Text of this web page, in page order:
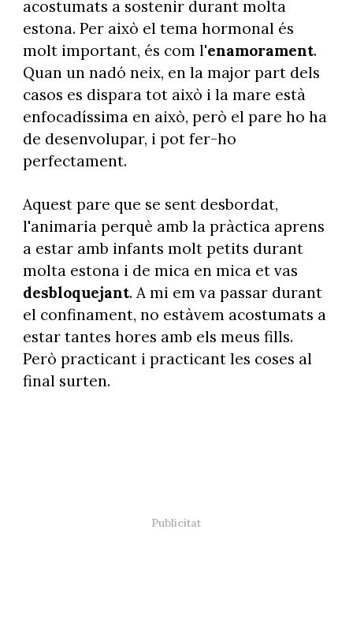
acostumats a sostenir durant molta
estona. Per això el tema hormonal és
molt important, és com l'enamorament.
Quan un nadó neix, en la major part dels
casos es dispara tot això i la mare està
enfocadíssima en això, però el pare ho ha
de desenvolupar, i pot fer-ho
perfectament.
Aquest pare que se sent desbordat,
l'animaria perquè amb la pràctica aprens
a estar amb infants molt petits durant
molta estona i de mica en mica et vas
desbloquejant. A mi em va passar durant
el confinament, no estàvem acostumats a
estar tantes hores amb els meus fills.
Però practicant i practicant les coses al
final surten.